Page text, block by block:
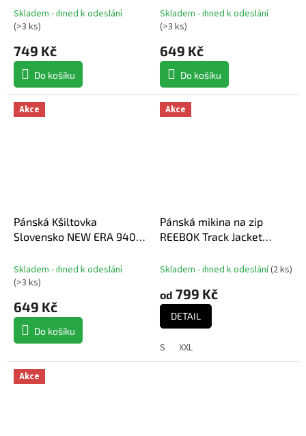
Skladem - ihned k odeslání
(>3 ks)
749 Kč
Do košíku
Skladem - ihned k odeslání
(>3 ks)
649 Kč
Do košíku
Akce
Pánská Kšiltovka
Slovensko NEW ERA 940K
Skladem - ihned k odeslání
(>3 ks)
649 Kč
Do košíku
Akce
Pánská mikina na zip
REEBOK Track Jacket
Skladem - ihned k odeslání(2 ks)
od 799 Kč
DETAIL
S XXL
Akce